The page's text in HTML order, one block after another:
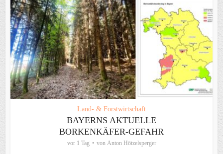
Land- & Forstwirtschaft
BAYERNS AKTUELLE
BORKENKÄFER-GEFAHR
vor 1 Tag von Anton Hötzelsperger